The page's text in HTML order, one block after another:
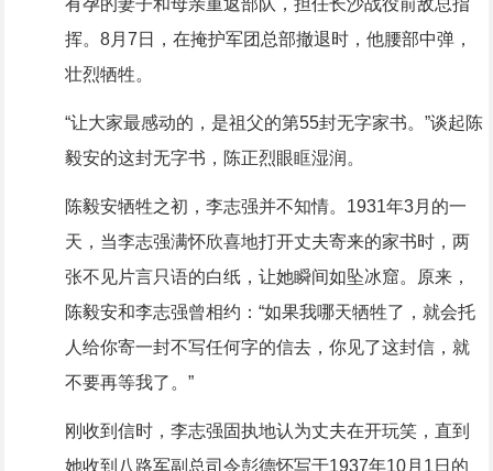
有孕的妻子和母亲重返部队，担任长沙战役前敌总指
挥。8月7日，在掩护军团总部撤退时，他腰部中弹，
壮烈牺牲。
“让大家最感动的，是祖父的第55封无字家书。”谈起陈
毅安的这封无字书，陈正烈眼眶湿润。
陈毅安牺牲之初，李志强并不知情。1931年3月的一
天，当李志强满怀欣喜地打开丈夫寄来的家书时，两
张不见片言只语的白纸，让她瞬间如坠冰窟。原来，
陈毅安和李志强曾相约：“如果我哪天牺牲了，就会托
人给你寄一封不写任何字的信去，你见了这封信，就
不要再等我了。”
刚收到信时，李志强固执地认为丈夫在开玩笑，直到
她收到八路军副总司令彭德怀写于1937年10月1日的